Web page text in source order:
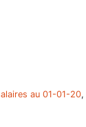
au 01-01-20,